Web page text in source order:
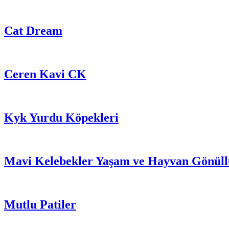
Cat Dream
Ceren Kavi CK
Kyk Yurdu Köpekleri
Mavi Kelebekler Yaşam ve Hayvan
Mutlu Patiler